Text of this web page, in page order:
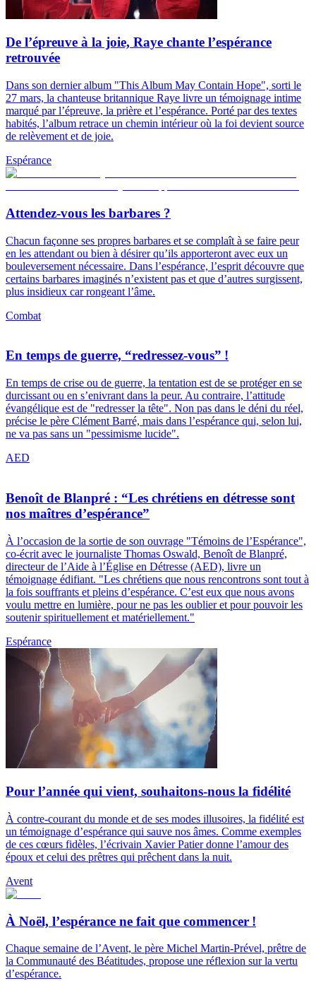
De l’épreuve à la joie, Raye chante l’espérance
retrouvée
Dans son dernier album "This Album May Contain Hope", sorti le
27 mars, la chanteuse britannique Raye livre un témoignage intime
marqué par l’épreuve, la prière et l’espérance. Porté par des textes
habités, l’album retrace un chemin intérieur où la foi devient source
de relèvement et de joie.
Espérance
Attendez-vous les barbares ?
Chacun façonne ses propres barbares et se complaît à se faire peur
en les attendant ou bien à désirer qu’ils apporteront avec eux un
bouleversement nécessaire. Dans l’espérance, l’esprit découvre que
certains barbares imaginés n’existent pas et que d’autres surgissent,
plus insidieux car rongeant l’âme.
Combat
En temps de guerre, “redressez-vous” !
En temps de crise ou de guerre, la tentation est de se protéger en se
durcissant ou en s’enivrant dans la peur. Au contraire, l’attitude
évangélique est de "redresser la tête". Non pas dans le déni du réel,
précise le père Clément Barré, mais dans l’espérance qui, selon lui,
ne va pas sans un "pessimisme lucide".
AED
Benoît de Blanpré : “Les chrétiens en détresse sont
nos maîtres d’espérance”
À l’occasion de la sortie de son ouvrage "Témoins de l’Espérance",
co-écrit avec le journaliste Thomas Oswald, Benoît de Blanpré,
directeur de l’Aide à l’Église en Détresse (AED), livre un
témoignage édifiant. "Les chrétiens que nous rencontrons sont tout à
la fois souffrants et pleins d’espérance. C’est eux que nous avons
voulu mettre en lumière, pour ne pas les oublier et pour pouvoir les
soutenir spirituellement et matériellement."
Espérance
Pour l’année qui vient, souhaitons-nous la fidélité
À contre-courant du monde et de ses modes illusoires, la fidélité est
un témoignage d’espérance qui sauve nos âmes. Comme exemples
de ces cœurs fidèles, l’écrivain Xavier Patier donne l’amour des
époux et celui des prêtres qui prêchent dans la nuit.
Avent
À Noël, l’espérance ne fait que commencer !
Chaque semaine de l’Avent, le père Michel Martin-Prével, prêtre de
la Communauté des Béatitudes, propose une réflexion sur la vertu
d’espérance.